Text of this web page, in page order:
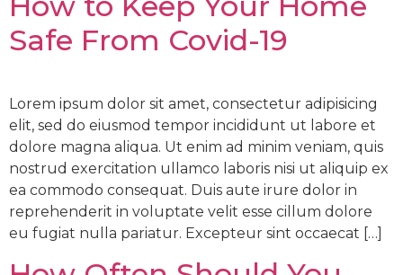
Safe From Covid-19
Lorem ipsum dolor sit amet, consectetur adipisicing
elit, sed do eiusmod tempor incididunt ut labore et
dolore magna aliqua. Ut enim ad minim veniam, quis
nostrud exercitation ullamco laboris nisi ut aliquip ex
ea commodo consequat. Duis aute irure dolor in
reprehenderit in voluptate velit esse cillum dolore
eu fugiat nulla pariatur. Excepteur sint occaecat […]